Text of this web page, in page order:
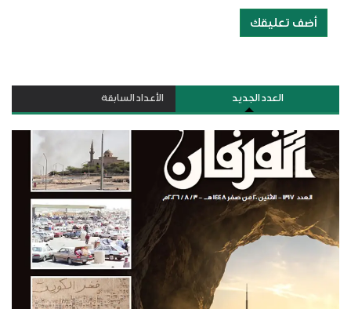
أضف تعليقك
العدد الجديد الأعداد السابقة